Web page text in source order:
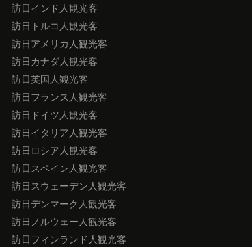
訪日インド人観光客
訪日トルコ人観光客
訪日アメリカ人観光客
訪日カナダ人観光客
訪日英国人観光客
訪日フランス人観光客
訪日ドイツ人観光客
訪日イタリア人観光客
訪日ロシア人観光客
訪日スペイン人観光客
訪日スウェーデン人観光客
訪日デンマーク人観光客
訪日ノルウェー人観光客
訪日フィンランド人観光客